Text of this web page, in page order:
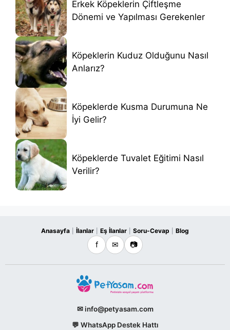
Erkek Köpeklerin Çiftleşme
Dönemi ve Yapılması Gerekenler
Köpeklerin Kuduz Olduğunu Nasıl
Anlarız?
Köpeklerde Kusma Durumuna Ne
İyi Gelir?
Köpeklerde Tuvalet Eğitimi Nasıl
Verilir?
Anasayfa İlanlar Eş İlanlar Soru-Cevap Blog
f ✉ 📷
✉ info@petyasam.com
💬 WhatsApp Destek Hattı